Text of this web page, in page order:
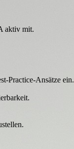
aktiv mit.
ein.